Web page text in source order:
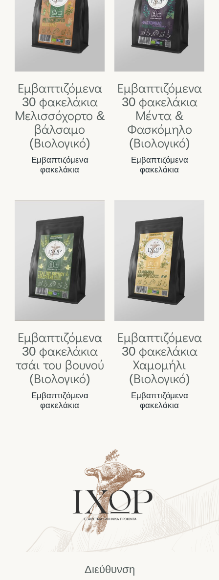
Εμβαπτιζόμενα
30 φακελάκια
Μελισσόχορτο &
βάλσαμο
(Βιολογικό)
Εμβαπτιζόμενα
φακελάκια
Εμβαπτιζόμενα
30 φακελάκια
Μέντα &
Φασκόμηλο
(Βιολογικό)
Εμβαπτιζόμενα
φακελάκια
Εμβαπτιζόμενα
30 φακελάκια
τσάι του βουνού
(Βιολογικό)
Εμβαπτιζόμενα
φακελάκια
Εμβαπτιζόμενα
30 φακελάκια
Χαμομήλι
(Βιολογικό)
Εμβαπτιζόμενα
φακελάκια
Διεύθυνση